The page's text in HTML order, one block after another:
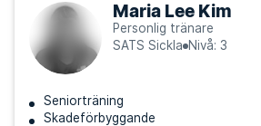
Maria Lee Kim
Personlig tränare
SATS Sickla Nivå: 3
Seniorträning
Skadeförbyggande